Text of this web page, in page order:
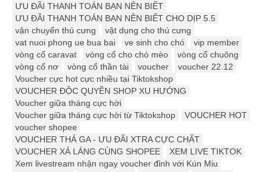
ƯU ĐÃI THANH TOÁN BẠN NÊN BIẾT
ƯU ĐÃI THANH TOÁN BẠN NÊN BIẾT CHO DỊP 5.5
vận chuyển thú cưng
vật dụng cho thú cưng
vat nuoi phong ue bua bai
ve sinh cho chó
vip member
vòng cổ caravat
vòng cổ cho chó mèo
vòng cổ chuông
vòng cổ nơ
vòng cổ thần tài voucher
voucher 22.12
Voucher cực hot cực nhiều tại Tiktokshop
VOUCHER ĐỘC QUYỀN SHOP XU HƯỚNG
Voucher giữa tháng cực hời
Voucher giữa tháng cực hời từ Tiktokshop
VOUCHER HOT
voucher shopee
VOUCHER THẢ GA - ƯU ĐÃI XTRA CỰC CHẤT
VOUCHER XẢ LÁNG CÙNG SHOPEE
XEM LIVE TIKTOK
Xem livestream nhận ngay voucher đỉnh với Kún Miu